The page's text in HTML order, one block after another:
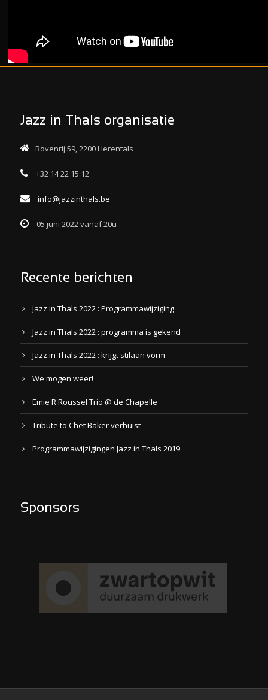
Jazz in Thals organisatie
Bovenrij 59, 2200 Herentals
+32 14 22 15 12
info@jazzinthals.be
05 juni 2022 vanaf 20u
Recente berichten
Jazz in Thals 2022 : Programmawijziging
Jazz in Thals 2022 : programma is gekend
Jazz in Thals 2022 : krijgt stilaan vorm
We mogen weer!
Emie R Roussel Trio @ de Chapelle
Tribute to Chet Baker verhuist
Programmawijzigingen Jazz in Thals 2019
Sponsors